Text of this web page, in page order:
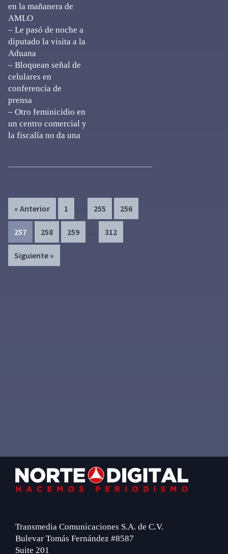
en la mañanera de
AMLO
– Le pasó de noche a
diputado la visita a la
Aduana
– Bloquean señal de
celulares en
conferencia de
prensa
– Otro feminicidio en
un centro comercial y
la fiscalía no da una
« Anterior Page
1
Interim
pages
omitted
… Page
255 Page
256
Page
257 Page
258 Page
259
Interim
pages
… Page
312
Siguiente »
Footer
Transmedia Comunicaciones S.A. de C.V.
Bulevar Tomás Fernández #8587
Suite 201